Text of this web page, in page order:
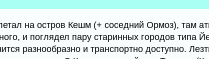
на остров Кешм (+ соседний Ормоз), там
и поглядел пару старинных городов типа
разнообразно и транспортно доступно.